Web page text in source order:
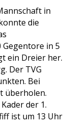
in
die
in 5
ein Dreier her.
Der TVG
Bei
überholen.
der 1.
ist um 13 Uhr